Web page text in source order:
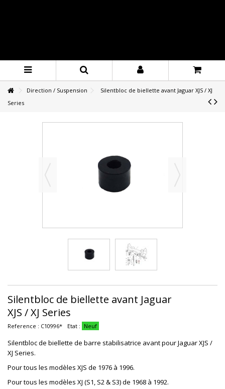
Direction / Suspension
Silentbloc de biellette avant Jaguar XJS / XJ
Series
Silentbloc de biellette avant Jaguar
XJS / XJ Series
Reference : C10996* Etat : Neuf
Silentbloc de biellette de barre stabilisatrice avant pour Jaguar XJS /
XJ Series.
Pour tous les modèles XJS de 1976 à 1996.
Pour tous les modèles XJ (S1, S2 & S3) de 1968 à 1992.